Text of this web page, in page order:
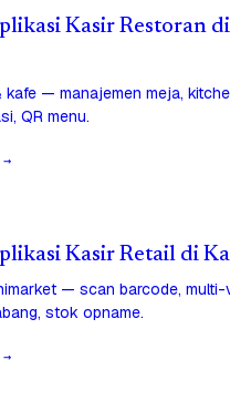
Kasir Restoran di
kafe — manajemen meja,
QR menu.
Kasir Retail di
— scan barcode,
stok opname.